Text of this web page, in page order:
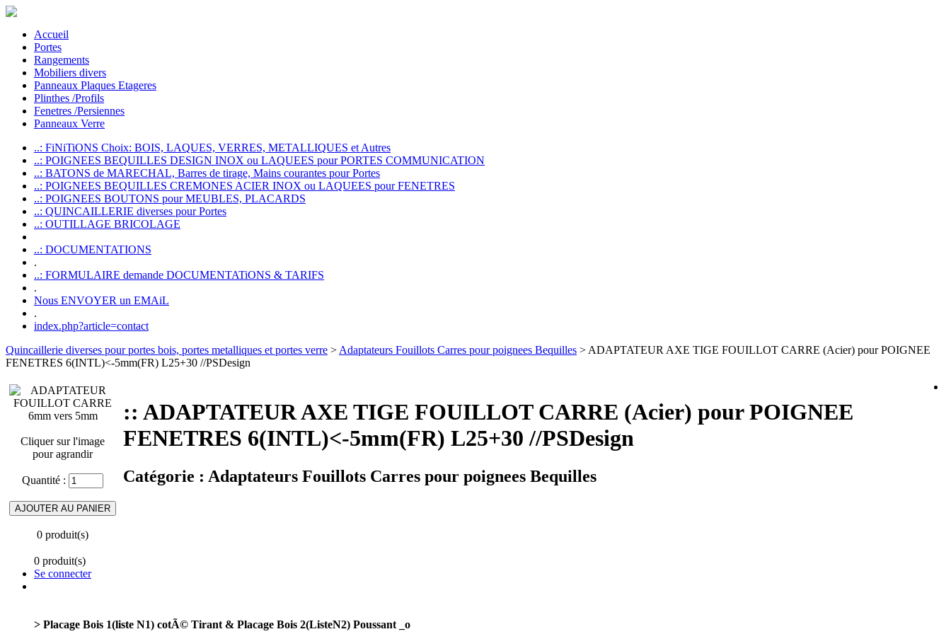
Accueil
Portes
Rangements
Mobiliers divers
Panneaux Plaques Etageres
Plinthes /Profils
Fenetres /Persiennes
Panneaux Verre
..: FiNiTiONS Choix: BOIS, LAQUES, VERRES, METALLIQUES et Autres
..: POIGNEES BEQUILLES DESIGN INOX ou LAQUEES pour PORTES COMMUNICATION
..: BATONS de MARECHAL, Barres de tirage, Mains courantes pour Portes
..: POIGNEES BEQUILLES CREMONES ACIER INOX ou LAQUEES pour FENETRES
..: POIGNEES BOUTONS pour MEUBLES, PLACARDS
..: QUINCAILLERIE diverses pour Portes
..: OUTILLAGE BRICOLAGE
..: DOCUMENTATIONS
.
..: FORMULAIRE demande DOCUMENTATiONS & TARIFS
.
Nous ENVOYER un EMAiL
.
index.php?article=contact
Quincaillerie diverses pour portes bois, portes metalliques et portes verre > Adaptateurs Fouillots Carres pour poignees Bequilles > ADAPTATEUR AXE TIGE FOUILLOT CARRE (Acier) pour POIGNEE
FENETRES 6(INTL)<-5mm(FR) L25+30 //PSDesign
Cliquer sur l'image
pour agrandir
Quantité :
0 produit(s)
:: ADAPTATEUR AXE TIGE FOUILLOT CARRE (Acier) pour POIGNEE
FENETRES 6(INTL)<-5mm(FR) L25+30 //PSDesign
Catégorie : Adaptateurs Fouillots Carres pour poignees Bequilles
0 produit(s)
Se connecter
> Placage Bois 1(liste N1) cotÃ© Tirant & Placage Bois 2(ListeN2) Poussant _o